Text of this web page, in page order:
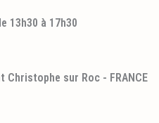
13h30 à 17h30
Christophe sur Roc - FRANCE